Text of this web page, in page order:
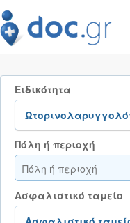
Ειδικότητα
Πόλη ή περιοχή
Ασφαλιστικό ταμείο